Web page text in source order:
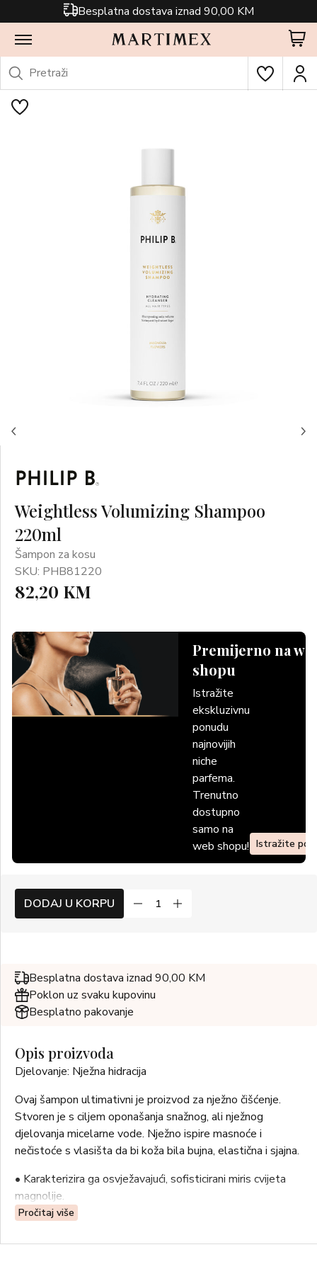
Besplatna dostava iznad 90,00 KM
Weightless Volumizing Shampoo
220ml
Šampon za kosu
SKU: PHB81220
82,20 KM
Premijerno na
shopu
Istražite
ekskluzivnu
ponudu
najnovijih
niche
parfema.
Trenutno
dostupno
samo na
web shopu! Istražite
DODAJ U KORPU
Besplatna dostava iznad 90,00 KM
Poklon uz svaku kupovinu
Besplatno pakovanje
Opis proizvoda
Djelovanje: Nježna hidracija
Ovaj šampon ultimativni je proizvod za nježno čišćenje.
Stvoren je s ciljem oponašanja snažnog, ali nježnog
djelovanja micelarne vode. Nježno ispire masnoće i
nečistoće s vlasišta da bi koža bila bujna, elastična i sjajna.
• Karakterizira ga osvježavajući, sofisticirani miris cvijeta
magnolije.
• Savršeni šampon koji svakodnevno može upotrebljavati
• Originalna mješavina ekstrakata – ružmarina, lista
Pročitaj više